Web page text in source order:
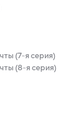
(7-я серия)
(8-я серия)